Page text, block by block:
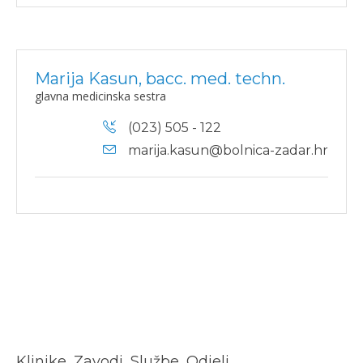
Marija Kasun, bacc. med. techn.
glavna medicinska sestra
(023) 505 - 122
marija.kasun@bolnica-zadar.hr